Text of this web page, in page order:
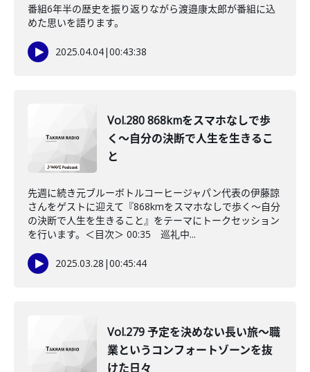
番組6年半の歴史を振り返りながら渡邉康太郎が番組に込
めた思いを語ります。
2025.04.04|00:43:38
Vol.280 868kmをスマホなしで歩
く〜自分の決断で人生を生きるこ
と
先週に続き元ブルーボトルコーヒージャパン代表の伊藤諒
さんをゲストに迎えて『868kmをスマホなしで歩く〜自分
の決断で人生を生きること』をテーマにトークセッション
を行います。＜目次＞ 00:35 巡礼中...
2025.03.28 |00:45:44
Vol.279 予定を決めない長い旅〜職
業というコンフォートゾーンを抜
けた日々